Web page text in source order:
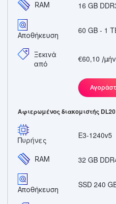
RAM 16 GB
Αποθήκευση
60 GB - 1
Ξεκινά
από
€60,10 /
Αφιερωμένος διακομιστής
Πυρήνες E3-1240v5
RAM 32 GB
Αποθήκευση
SSD 240